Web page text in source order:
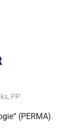
, PP
(PERMA).